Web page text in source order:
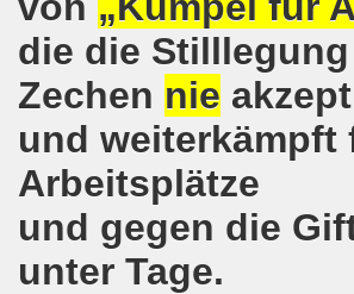
die die
Zechen nie
und weiterkämpft
Arbeitsplätze
und gegen die
unter Tage.
ruft auf zur
Bewegung fordert mit über
Bewegung ruft auf zum Protest
mit gutem Start ins Jahr 2018
Bewegung am 18.12.2017 bestärkt
Zeichen der Solidarität der